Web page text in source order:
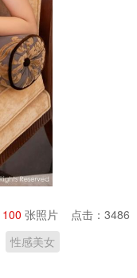
100 张照片 点击：3486
性感美女